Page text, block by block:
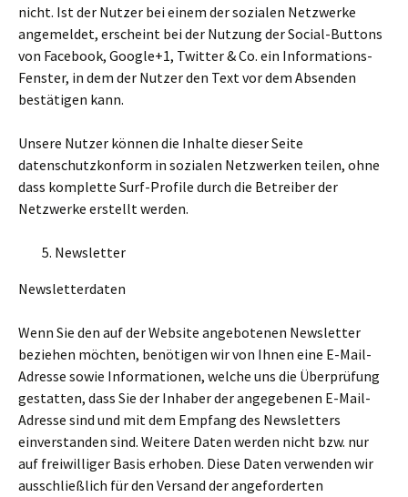
nicht. Ist der Nutzer bei einem der sozialen Netzwerke
angemeldet, erscheint bei der Nutzung der Social-Buttons
von Facebook, Google+1, Twitter & Co. ein Informations-
Fenster, in dem der Nutzer den Text vor dem Absenden
bestätigen kann.
Unsere Nutzer können die Inhalte dieser Seite
datenschutzkonform in sozialen Netzwerken teilen, ohne
dass komplette Surf-Profile durch die Betreiber der
Netzwerke erstellt werden.
Newsletter
Newsletterdaten
Wenn Sie den auf der Website angebotenen Newsletter
beziehen möchten, benötigen wir von Ihnen eine E-Mail-
Adresse sowie Informationen, welche uns die Überprüfung
gestatten, dass Sie der Inhaber der angegebenen E-Mail-
Adresse sind und mit dem Empfang des Newsletters
einverstanden sind. Weitere Daten werden nicht bzw. nur
auf freiwilliger Basis erhoben. Diese Daten verwenden wir
ausschließlich für den Versand der angeforderten